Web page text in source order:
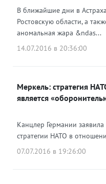
В ближайшие дни в
Ростовскую области, а
аномальная жара &ndas...
14.07.2016 в 20:36:00
Меркель: стратегия
является
Канцлер Германии
стратегии НАТО в
07.07.2016 в 19:26:00